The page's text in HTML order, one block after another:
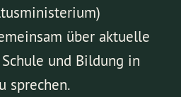
über aktuelle
und Bildung in
sprechen.